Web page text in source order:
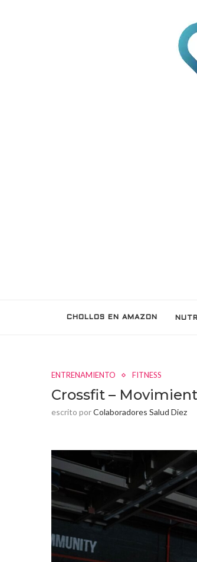
CHOLLOS EN AMAZON
ENTRENAMIENTO FITNESS
Crossfit –
escrito porColaboradores Salud Diez